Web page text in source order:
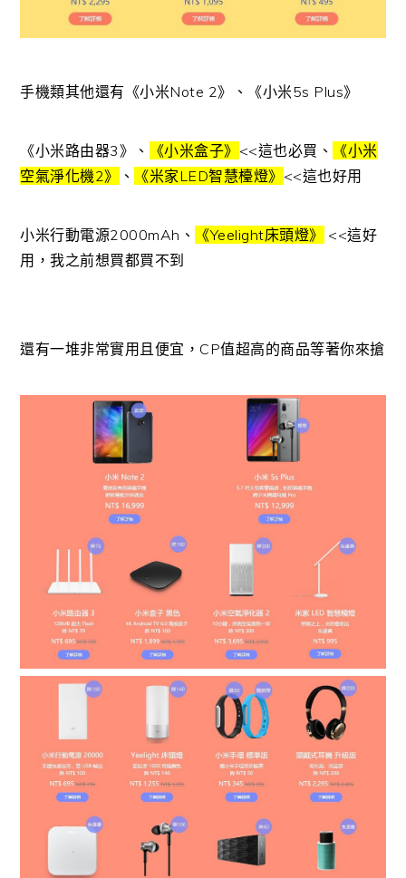
手機類其他還有《小米Note 2》、《小米5s Plus》
《小米路由器3》 、 《小米盒子》 <<這也必買、
《小米
空氣淨化機2》
、 《米家LED智慧檯燈》 <<這也好用
小米行動電源2000mAh、 《Yeelight床頭燈》
<<這好
用，我之前想買都買不到
還有一堆非常實用且便宜，CP值超高的商品等著你來搶